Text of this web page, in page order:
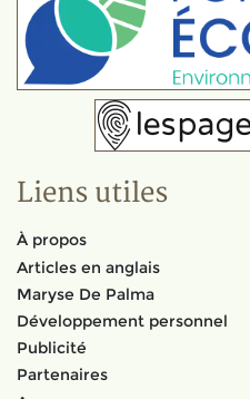
Liens utiles
À propos
Articles en anglais
Maryse De Palma
Développement personnel
Publicité
Partenaires